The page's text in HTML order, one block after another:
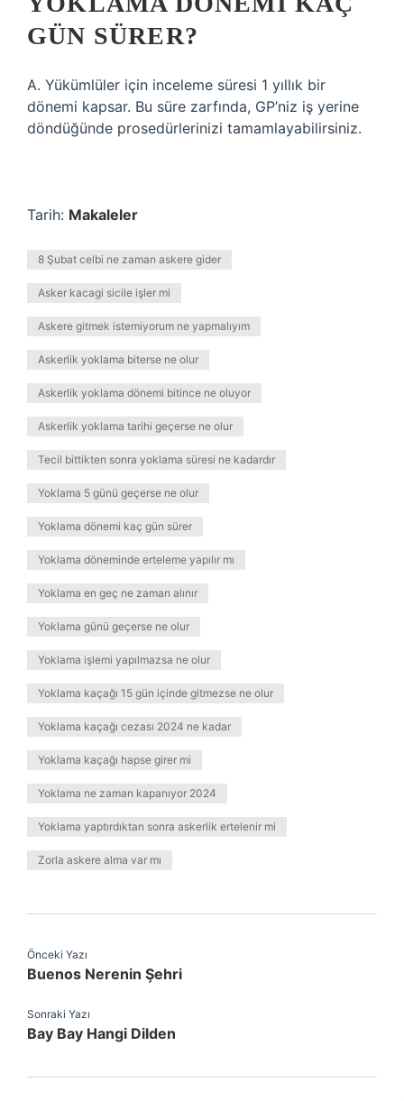
GÜN SÜRER?
A. Yükümlüler için inceleme süresi 1 yıllık bir
dönemi kapsar. Bu süre zarfında, GP’niz iş yerine
döndüğünde prosedürlerinizi tamamlayabilirsiniz.
Tarih: Makaleler
8 Şubat celbi ne zaman askere gider
Asker kacagi sicile işler mi
Askere gitmek istemiyorum ne yapmalıyım
Askerlik yoklama biterse ne olur
Askerlik yoklama dönemi bitince ne oluyor
Askerlik yoklama tarihi geçerse ne olur
Tecil bittikten sonra yoklama süresi ne kadardır
Yoklama 5 günü geçerse ne olur
Yoklama dönemi kaç gün sürer
Yoklama döneminde erteleme yapılır mı
Yoklama en geç ne zaman alınır
Yoklama günü geçerse ne olur
Yoklama işlemi yapılmazsa ne olur
Yoklama kaçağı 15 gün içinde gitmezse ne olur
Yoklama kaçağı cezası 2024 ne kadar
Yoklama kaçağı hapse girer mi
Yoklama ne zaman kapanıyor 2024
Yoklama yaptırdıktan sonra askerlik ertelenir mi
Zorla askere alma var mı
Önceki Yazı
Buenos Nerenin Şehri
Sonraki Yazı
Bay Bay Hangi Dilden